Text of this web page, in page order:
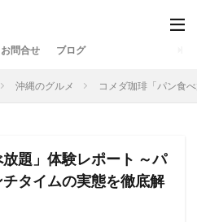
お問合せ ブログ
沖縄のグルメ コメダ珈琲「パン食
題」体験レポート ～パ
タイムの実態を徹底解